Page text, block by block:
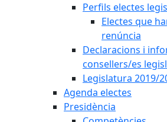
Perfils electes
Electes que
renúncia
Declaracions i
consellers/es
Legislatura 2019/
Agenda electes
Presidència